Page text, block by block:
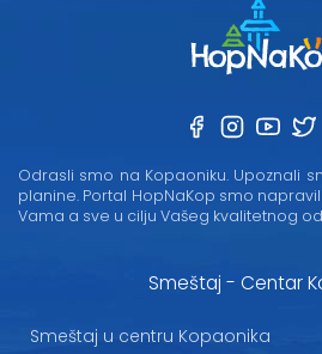
Odrasli smo na Kopaoniku. Upoznali
planine. Portal HopNaKop smo
Vama a sve u cilju Vašeg kvalitetnog
Smeštaj - Centar
Smeštaj u centru Kopaonika